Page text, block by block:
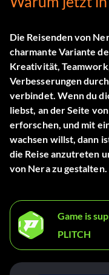
Die Reisenden von
charmante Variante
Kreativität,
Verbesserungen
verbindet. Wenn du
liebst, an der Seite
erforschen, und mit
wachsen willst, dann
die Reise anzutreten
von Nera zu gestalten.
Game is
PLITCH